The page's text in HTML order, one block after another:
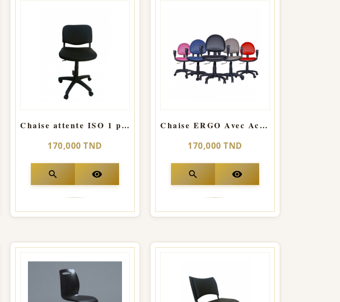
Chaise attente ISO 1 place roulant
170,000 TND
search visibility
Chaise ERGO Avec Accoudoir
170,000 TND
search visibility